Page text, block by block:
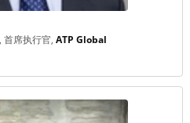
首席执行官 ATP Global